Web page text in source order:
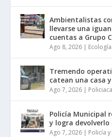
Ambientalistas
llevarse una
cuentas a Grupo
Ago 8, 2026 | Ecología
Tremendo
catean una casa
Ago 7, 2026 | Policiaca
Policía Municipal
y logra devolverlo
Ago 7, 2026 | Policía